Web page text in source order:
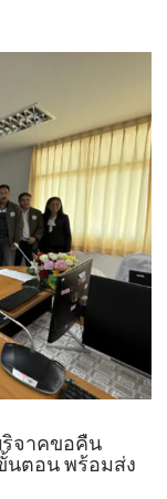
จาคขอคืน
นตอน พร้อมส่ง